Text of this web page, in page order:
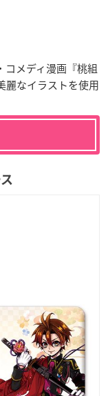
コメディ漫画『桃組
麗なイラストを使用